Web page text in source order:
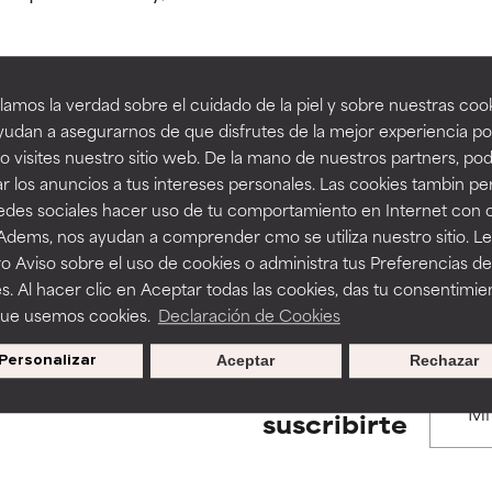
la verdad sobre el cuidado de la piel y sobre nuestras
a asegurarnos de que disfrutes de la mejor experiencia
visites nuestro sitio web. De la mano de nuestros partners,
los anuncios a tus intereses personales. Las cookies tambin
sociales hacer uso de tu comportamiento en Internet con
nos ayudan a comprender cmo se utiliza nuestro sitio.
Aviso sobre el uso de cookies o administra tus Preferencias de
Al hacer clic en Aceptar todas las cookies, das tu
usemos cookies. Declaración de Cookies
Personalizar Rechazar
Aceptar
BACK TO SEARCH
to assess ingredients in this dictionary. Regulations
tan beneficiosos como los de la categoría excelente, suelen ser
la estabilidad o la absorción de una fórmula.
ciertas limitaciones en cuanto a su apariencia, estabilidad o
básicos o que no cuentan con suficiente respaldo científico.
algunos beneficios se recomienda evitarlo por su
efectos adversos como irritación, inflamación o
se utiliza en altas concentraciones o junto con otros
tan beneficiosos como los de la categoría excelente, suelen ser
la estabilidad o la absorción de una fórmula.
ciertas limitaciones en cuanto a su apariencia, estabilidad o
básicos o que no cuentan con suficiente respaldo científico.
algunos beneficios se recomienda evitarlo por su
efectos adversos como irritación, inflamación o
se utiliza en altas concentraciones o junto con otros
suscribirte